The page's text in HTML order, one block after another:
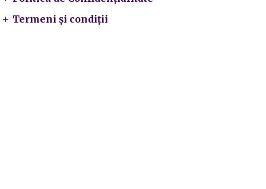
Termeni și condiții